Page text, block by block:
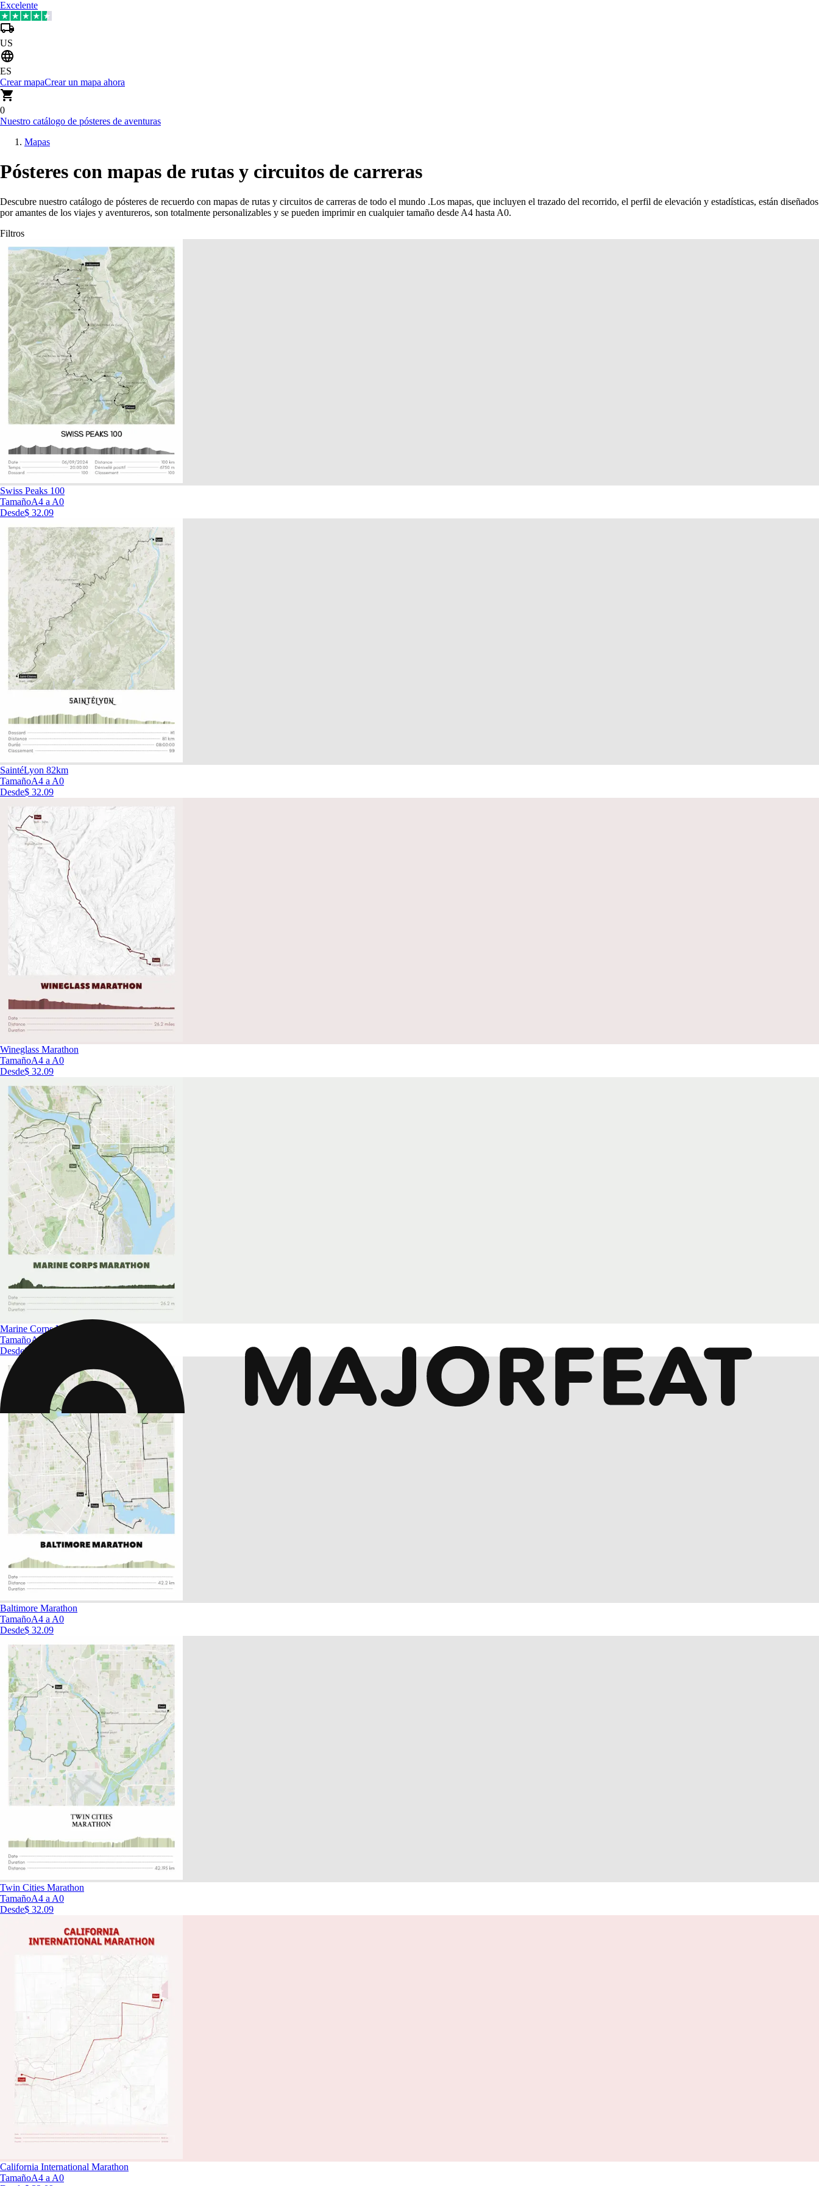
Excelente
US
ES
Crear mapaCrear un mapa ahora
0
Nuestro catálogo de pósteres de aventuras
Mapas
Pósteres con mapas de rutas y circuitos de carreras
Descubre nuestro catálogo de pósteres de recuerdo con mapas de rutas y circuitos de carreras de todo el mundo .Los mapas, que incluyen el trazado del recorrido, el perfil de elevación y estadísticas, están diseñados
por amantes de los viajes y aventureros, son totalmente personalizables y se pueden imprimir en cualquier tamaño desde A4 hasta A0.
Filtros
Swiss Peaks 100
TamañoA4 a A0
Desde$ 32.09
SaintéLyon 82km
TamañoA4 a A0
Desde$ 32.09
Wineglass Marathon
TamañoA4 a A0
Desde$ 32.09
Marine Corps Marathon
TamañoA4 a A0
Desde$ 32.09
Baltimore Marathon
TamañoA4 a A0
Desde$ 32.09
Twin Cities Marathon
TamañoA4 a A0
Desde$ 32.09
California International Marathon
TamañoA4 a A0